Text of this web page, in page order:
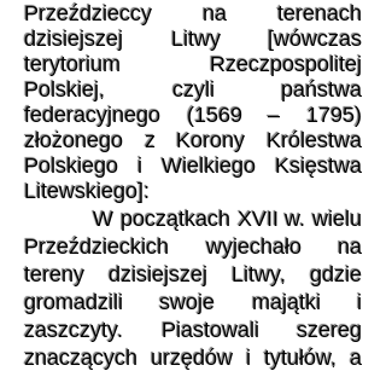
Przeździeccy na terenach
dzisiejszej Litwy [wówczas
terytorium Rzeczpospolitej
Polskiej, czyli państwa
federacyjnego (1569 – 1795)
złożonego z Korony Królestwa
Polskiego i Wielkiego Księstwa
Litewskiego]:
W początkach XVII w. wielu
Przeździeckich wyjechało na
tereny dzisiejszej Litwy, gdzie
gromadzili swoje majątki i
zaszczyty. Piastowali szereg
znaczących urzędów i tytułów, a